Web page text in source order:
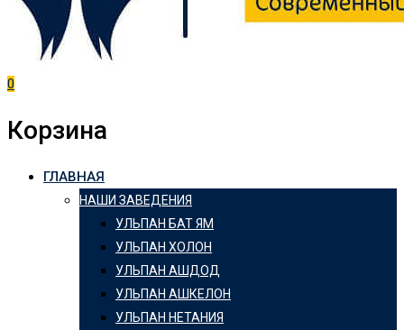
0
Корзина
ГЛАВНАЯ
НАШИ ЗАВЕДЕНИЯ
УЛЬПАН БАТ ЯМ
УЛЬПАН ХОЛОН
УЛЬПАН АШДОД
УЛЬПАН АШКЕЛОН
УЛЬПАН НЕТАНИЯ